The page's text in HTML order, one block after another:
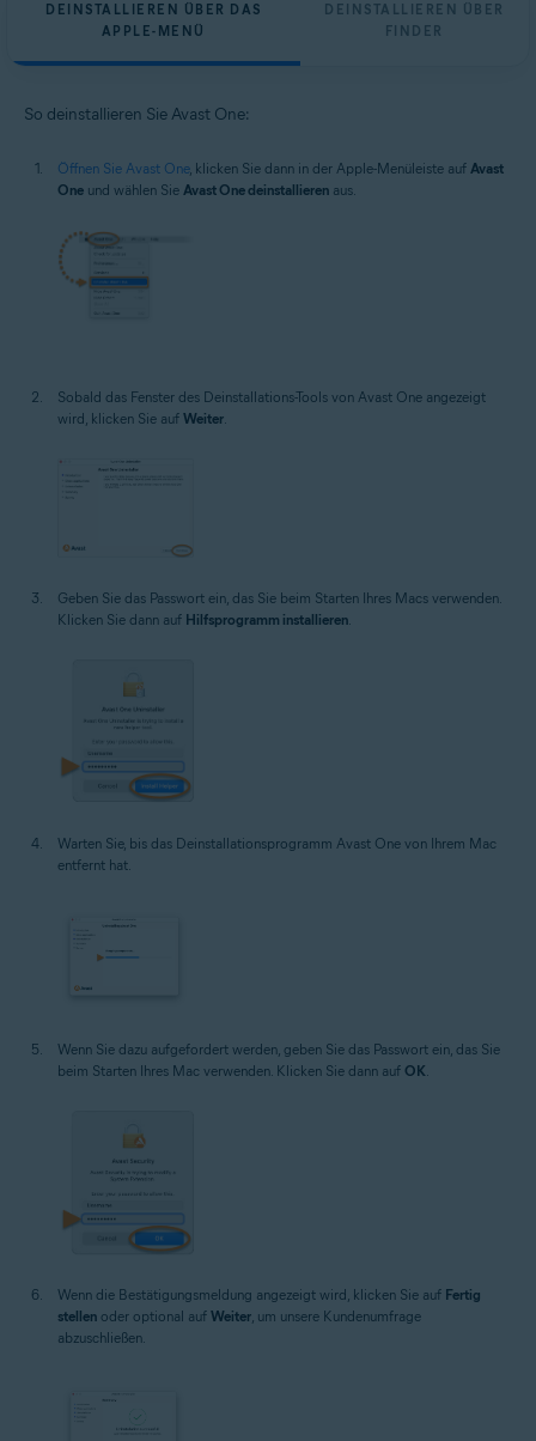
DEINSTALLIEREN ÜBER DAS
APPLE-MENÜ
DEINSTALLIEREN ÜBER
FINDER
So deinstallieren Sie Avast One:
Öffnen Sie Avast One, klicken Sie dann in der Apple-Menüleiste auf Avast
One und wählen Sie Avast One deinstallieren aus.
Sobald das Fenster des Deinstallations-Tools von Avast One angezeigt
wird, klicken Sie auf Weiter.
Geben Sie das Passwort ein, das Sie beim Starten Ihres Macs verwenden.
Klicken Sie dann auf Hilfsprogramm installieren
Warten Sie, bis das Deinstallationsprogramm Avast One von Ihrem Mac
entfernt hat.
Wenn Sie dazu aufgefordert werden, geben Sie das Passwort ein, das Sie
beim Starten Ihres Mac verwenden. Klicken Sie dann auf OK
Wenn die Bestätigungsmeldung angezeigt wird, klicken Sie auf Fertig
stellen oder optional auf Weiter , um unsere Kundenumfrage
abzuschließen.